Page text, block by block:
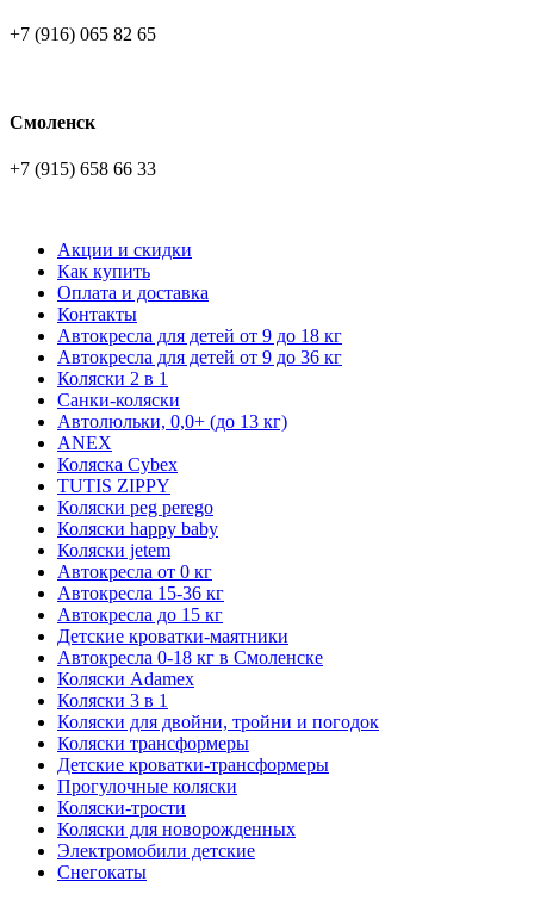
+7 (916) 065 82 65
Смоленск
+7 (915) 658 66 33
Акции и скидки
Как купить
Оплата и доставка
Контакты
Автокресла для детей от 9 до 18 кг
Автокресла для детей от 9 до 36 кг
Коляски 2 в 1
Санки-коляски
Автолюльки, 0,0+ (до 13 кг)
ANEX
Коляска Cybex
TUTIS ZIPPY
Коляски peg perego
Коляски happy baby
Коляски jetem
Автокресла от 0 кг
Автокресла 15-36 кг
Автокресла до 15 кг
Детские кроватки-маятники
Автокресла 0-18 кг в Смоленске
Коляски Adamex
Коляски 3 в 1
Коляски для двойни, тройни и погодок
Коляски трансформеры
Детские кроватки-трансформеры
Прогулочные коляски
Коляски-трости
Коляски для новорожденных
Электромобили детские
Снегокаты